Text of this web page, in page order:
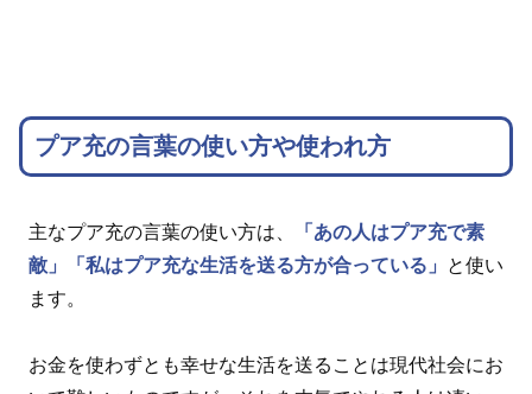
プア充の言葉の使い方や使われ方
主なプア充の言葉の使い方は、
「あの人はプア充で素
敵」
「私はプア充な生活を送る方が合っている」
と使い
ます。
お金を使わずとも幸せな生活を送ることは現代社会にお